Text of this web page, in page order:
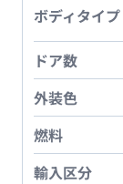
ボディタイプ
ドア数
外装色
燃料
輸入区分